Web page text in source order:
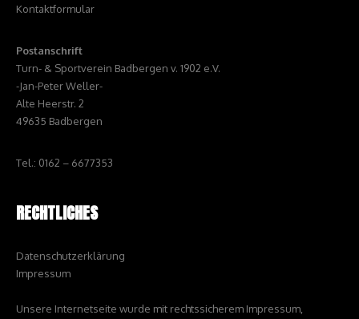
Kontaktformular
Postanschrift
Turn- & Sportverein Badbergen v. 1902 e.V.
-Jan-Peter Weller-
Alte Heerstr. 2
49635 Badbergen
Tel.: 0162 – 6677353
RECHTLICHES
Datenschutzerklärung
Impressum
Unsere Internetseite wurde mit rechtssicherem Impressum,